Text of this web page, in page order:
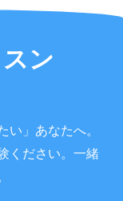
ン
い」あなたへ。
ください。一緒